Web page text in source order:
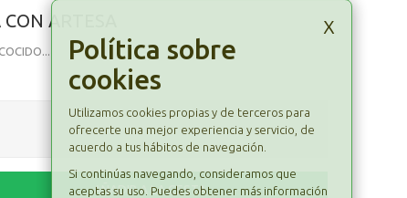
x
Política sobre
cookies
Utilizamos cookies propias y de terceros para
ofrecerte una mejor experiencia y servicio, de
acuerdo a tus hábitos de navegación.
Si continúas navegando, consideramos que
aceptas su uso. Puedes obtener más información
ARTESA